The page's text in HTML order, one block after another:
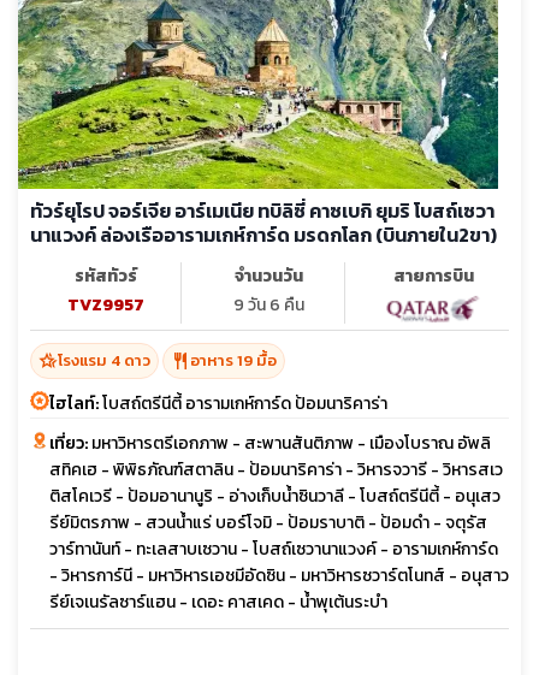
ทัวร์ยุโรป จอร์เจีย อาร์เมเนีย ทบิลิซี่ คาซเบกิ ยุมริ โบสถ์เซวา
นาแวงค์ ล่องเรืออารามเกห์การ์ด มรดกโลก (บินภายใน2ขา)
รหัสทัวร์
TVZ9957
จำนวนวัน
9 วัน 6 คืน
สายการบิน
hotel_classโรงแรม 4 ดาว restaurant อาหาร 19 มื้อ
ไฮไลท์:โบสถ์ตรีนีตี้ อารามเกห์การ์ด ป้อมนาริคาร่า
เที่ยว:มหาวิหารตรีเอกภาพ - สะพานสันติภาพ - เมืองโบราณ อัพลิ
สทิคเฮ - พิพิธภัณฑ์สตาลิน - ป้อมนาริคาร่า - วิหารจวารี - วิหารสเว
ติสโคเวรี - ป้อมอานานูริ - อ่างเก็บน้ำซินวาลี - โบสถ์ตรีนีตี้ - อนุเสว
รีย์มิตรภาพ - สวนน้ำแร่ บอร์โจมิ - ป้อมราบาติ - ป้อมดำ - จตุรัส
วาร์ทานันท์ - ทะเลสาบเซวาน - โบสถ์เซวานาแวงค์ - อารามเกห์การ์ด
- วิหารการ์นี - มหาวิหารเอชมีอัดซิน - มหาวิหารซวาร์ตโนทส์ - อนุสาว
รีย์เจเนรัลซาร์แฮน - เดอะ คาสเคด - น้ำพุเต้นระบำ